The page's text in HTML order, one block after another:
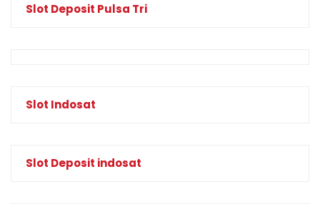
Slot Deposit Pulsa Tri
Slot Indosat
Slot Deposit indosat